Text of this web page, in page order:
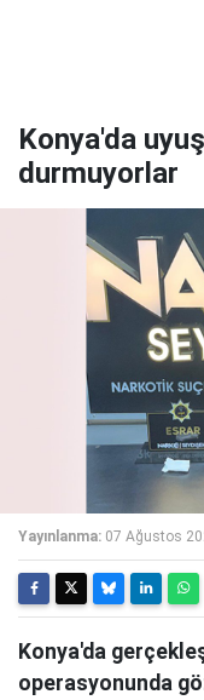
Konya'da
durmuyorlar
Yayınlanma: 07 Ağustos
Konya'da
operasyonunda